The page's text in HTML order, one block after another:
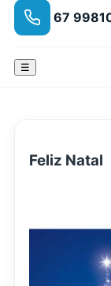
67
☰
Feliz Natal